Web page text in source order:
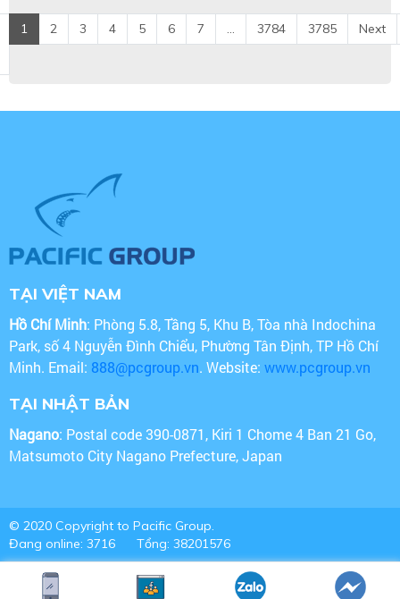
1 2 3 4 5 6 7 3784 3785 Next
TẠI VIỆT NAM
Hồ Chí Minh: Phòng 5.8, Tầng 5, Khu B, Tòa nhà Indochina
Park, số 4 Nguyễn Đình Chiểu, Phường Tân Định, TP Hồ Chí
Minh. Email: 888@pcgroup.vn. Website: www.pcgroup.vn
TẠI NHẬT BẢN
Nagano: Postal code 390-0871, Kiri 1 Chome 4 Ban 21 Go,
Matsumoto City Nagano Prefecture, Japan
© 2020 Copyright to Pacific Group.
Đang online: 3716
Tổng: 38201576